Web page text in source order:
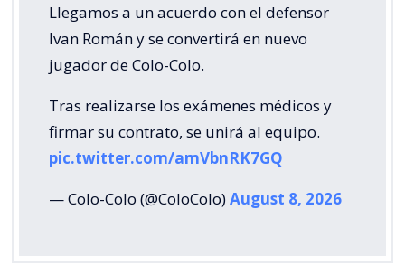
Llegamos a un acuerdo con el defensor
Ivan Román y se convertirá en nuevo
jugador de Colo-Colo.
Tras realizarse los exámenes médicos y
firmar su contrato, se unirá al equipo.
pic.twitter.com/amVbnRK7GQ
— Colo-Colo (@ColoColo)August 8, 2026